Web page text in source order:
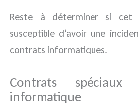
Reste à déterminer si cet
susceptible d’avoir une
contrats informatiques.
Contrats
informatique